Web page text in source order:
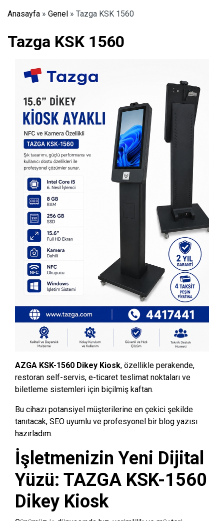
Anasayfa » Genel » Tazga KSK 1560
Tazga KSK 1560
AZGA KSK-1560 Dikey Kiosk, özellikle perakende,
restoran self-servis, e-ticaret teslimat noktaları ve
biletleme sistemleri için biçilmiş kaftan.
Bu cihazı potansiyel müşterilerine en çekici şekilde
tanıtacak, SEO uyumlu ve profesyonel bir blog yazısı
hazırladım.
İşletmenizin Yeni Dijital
Yüzü: TAZGA KSK-1560
Dikey Kiosk